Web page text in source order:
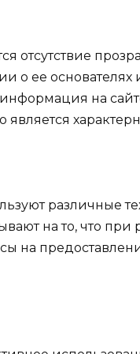
о ее основателях
на
различные
на то, что
на